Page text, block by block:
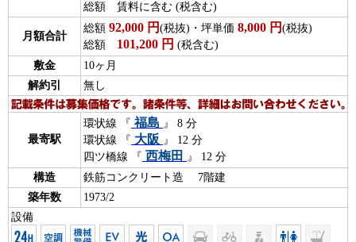
総額 賃料に含む (税含む)
月額合計
総額 92,000 円 (税抜)・坪単価 8,000 円 (税抜)
総額 101,200 円 (税含む)
敷金
10ヶ月
解約引
無し
最寄駅
環状線 『 福島 』 8 分
環状線 『 大阪 』 12 分
四ツ橋線 『 西梅田
』 12 分
構造
鉄筋コンクリート造 7階建
築年数
1973/2
設備